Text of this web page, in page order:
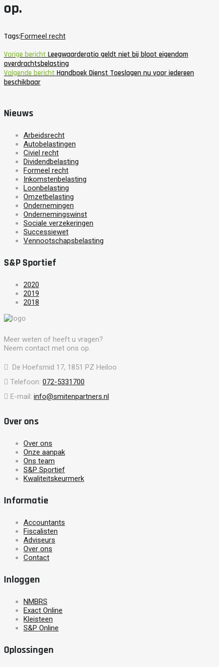
op.
Tags:Formeel recht
Vorige bericht Leegwaarderatio geldt niet bij bloot eigendom
overdrachtsbelasting
Volgende bericht Handboek Dienst Toeslagen nu voor iedereen
beschikbaar
Nieuws
Arbeidsrecht
Autobelastingen
Civiel recht
Dividendbelasting
Formeel recht
Inkomstenbelasting
Loonbelasting
Omzetbelasting
Ondernemingen
Ondernemingswinst
Sociale verzekeringen
Successiewet
Vennootschapsbelasting
S&P Sportief
2020
2019
2018
Meer weten of heeft u vragen?
Neem contact met ons op.
De Hoefsmid 17, 1851 PZ Heiloo
Telefoon: 072-5331700
E-mail: info@smitenpartners.nl
Over ons
Over ons
Onze aanpak
Ons team
S&P Sportief
Kwaliteitskeurmerk
Informatie
Accountants
Fiscalisten
Adviseurs
Over ons
Contact
Inloggen
NMBRS
Exact Online
Kleisteen
S&P Online
Oplossingen